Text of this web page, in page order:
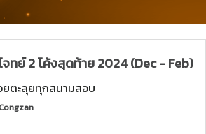
ทย์ 2 โค้งสุดท้าย 2024 (Dec - Feb)
ยตะลุยทุกสนามสอบ